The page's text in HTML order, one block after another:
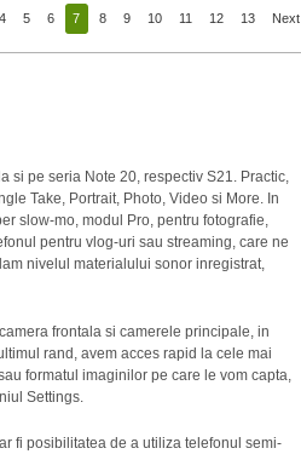
4 5 6 7 8 9 10 11 12 13 Next
si pe seria Note 20, respectiv S21. Practic,
Take, Portrait, Photo, Video si More. In
slow-mo, modul Pro, pentru fotografie,
pentru vlog-uri sau streaming, care ne
nivelul materialului sonor inregistrat,
frontala si camerele principale, in
rand, avem acces rapid la cele mai
formatul imaginilor pe care le vom capta,
Settings.
fi posibilitatea de a utiliza telefonul semi-